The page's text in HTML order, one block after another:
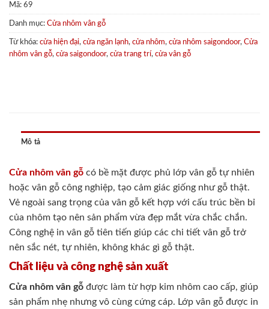
Mã: 69
Danh mục: Cửa nhôm vân gỗ
Từ khóa: cửa hiện đại, cửa ngăn lạnh, cửa nhôm, cửa nhôm saigondoor, Cửa
nhôm vân gỗ, cửa saigondoor, cửa trang trí, cửa vân gỗ
Mô tả
Cửa nhôm vân gỗ có bề mặt được phủ lớp vân gỗ tự nhiên
hoặc vân gỗ công nghiệp, tạo cảm giác giống như gỗ thật.
Vẻ ngoài sang trọng của vân gỗ kết hợp với cấu trúc bền bỉ
của nhôm tạo nên sản phẩm vừa đẹp mắt vừa chắc chắn.
Công nghệ in vân gỗ tiên tiến giúp các chi tiết vân gỗ trở
nên sắc nét, tự nhiên, không khác gì gỗ thật.
Chất liệu và công nghệ sản xuất
Cửa nhôm vân gỗ được làm từ hợp kim nhôm cao cấp, giúp
sản phẩm nhẹ nhưng vô cùng cứng cáp. Lớp vân gỗ được in